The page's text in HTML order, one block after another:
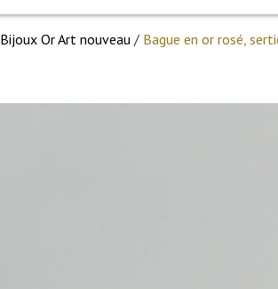
Bijoux Or Art nouveau / Bague en or rosé,